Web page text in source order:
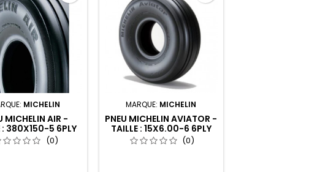
MICHELIN
MICHELIN AIR -
: 380X150-5 6PLY
(0)
MARQUE: MICHELIN
PNEU MICHELIN AVIATOR -
TAILLE : 15X6.00-6 6PLY
(0)